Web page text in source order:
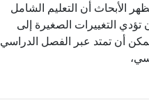
الأبحاث أن التعليم الشامل
التغييرات الصغيرة إلى
أن تمتد عبر الفصل الدراسي